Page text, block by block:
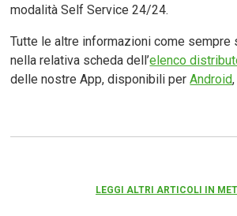
modalità Self Service 24/24.
Tutte le altre informazioni come
nella relativa scheda dell’elenco
delle nostre App, disponibili perAndroid,
LEGGI ALTRI ARTICOLI IN